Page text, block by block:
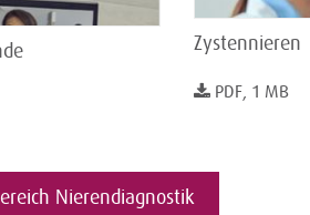
Zystennieren
PDF, 1 MB
Nierendiagnostik